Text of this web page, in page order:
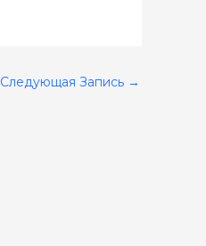
Следующая Запись →